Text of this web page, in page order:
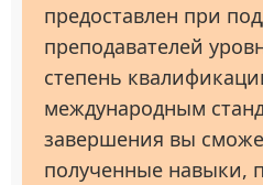
предоставлен при
преподавателей
степень
международным
завершения вы
полученные навыки,